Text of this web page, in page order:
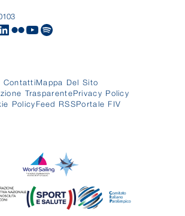
Flickr
YouTube
Spotify
Contatti Mappa Del Sito
TrasparentePrivacy Policy
Policy Feed RSSPortale FIV